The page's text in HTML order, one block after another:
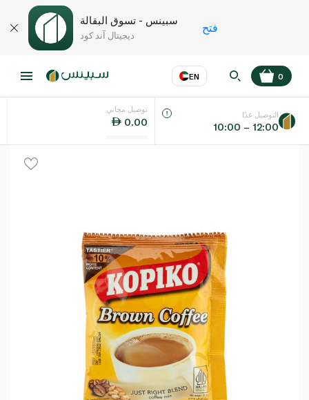
سبينس - تسوق البقالة
ديجيتال آند كود
فتح
EN
اللغة عر
0
توصيل مجاني
0.00
التوصيل غدًا
10:00 – 12:00